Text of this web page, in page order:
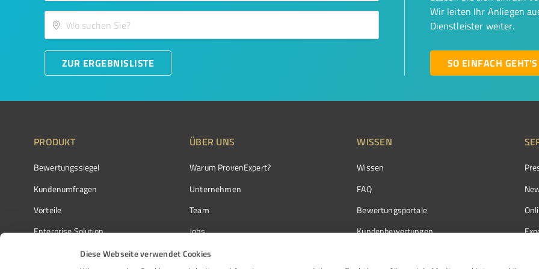
Diese Webseite verwendet Cookies
ZUR ERGEBNISLISTE
Wir leiten Ihr Anliegen
Dienstleister weiter.
SO EINFACH GEHT'S
PRODUKT
Bewertungssiegel
Kundenumfragen
Vorteile
Enterprise Solution
Partnerprogramm
ÜBER UNS
Warum ProvenExpert?
Unternehmen
Team
Jobs
Kundenstimmen
WISSEN
Wissen
FAQ
Bewertungsportale
Kundenbewertungen